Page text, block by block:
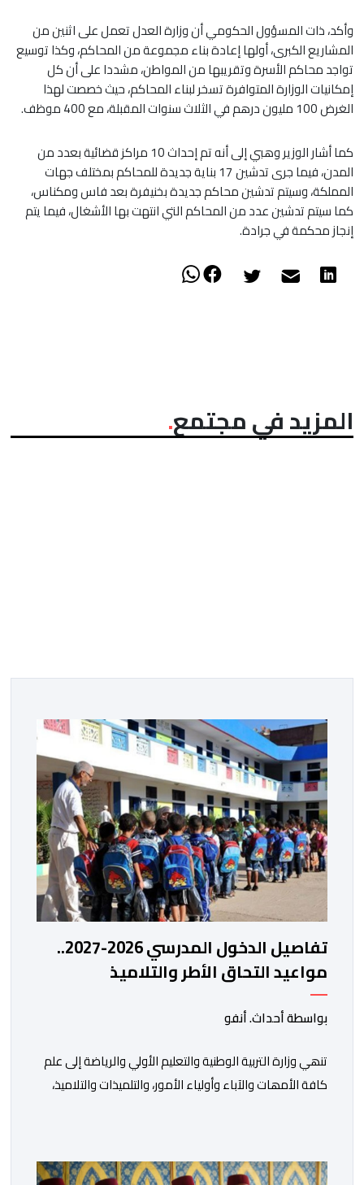
وأكد، ذات المسؤول الحكومي أن وزارة العدل تعمل على اثنين من
المشاريع الكبرى، أولها إعادة بناء مجموعة من المحاكم، وكذا توسيع
تواجد محاكم الأسرة وتقريبها من المواطن، مشددا على أن كل
إمكانيات الوزارة المتوافرة تسخر لبناء المحاكم، حيث خصصت لهذا
الغرض 100 مليون درهم في الثلاث سنوات المقبلة، مع 400 موظف.
كما أشار الوزير وهبي إلى أنه تم إحداث 10 مراكز قضائية بعدد من
المدن، فيما جرى تدشين 17 بناية جديدة للمحاكم بمختلف جهات
المملكة، وسيتم تدشين محاكم جديدة بخنيفرة بعد فاس ومكناس،
كما سيتم تدشين عدد من المحاكم التي انتهت بها الأشغال، فيما يتم
إنجاز محكمة في جرادة.
المزيد في مجتمع
تفاصيل الدخول المدرسي 2026-2027..
مواعيد التحاق الأطر والتلاميذ
بالمؤسسات التعليمية
بواسطة أحداث. أنفو
تنھي وزارة التربیة الوطنیة والتعلیم الأولي والریاضة إلى علم
كافة الأمھات والآباء وأولیاء الأمور، والتلمیذات والتلامیذ،
المحدد سلفا طبقا لمقتضیات المقرر الوزاري رقم 047.26
الصادر بتاریخ 3 یولیوز 2026 بشأن تنظیم السنة الدراسیة.